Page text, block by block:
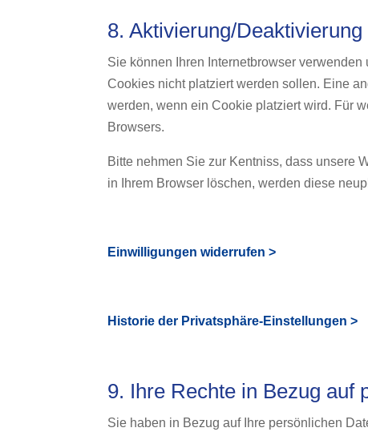
8. Aktivierung/
Sie können Ihren Internetbrowser
Cookies nicht platziert werden sollen. Eine
werden, wenn ein Cookie platziert wird. Für
Browsers.
Bitte nehmen Sie zur Kentniss, dass unsere
in Ihrem Browser löschen, werden diese
Einwilligungen widerrufen >
Historie der Privatsphäre-Einstellungen >
9. Ihre Rechte in Bezug auf
Sie haben in Bezug auf Ihre persönlichen